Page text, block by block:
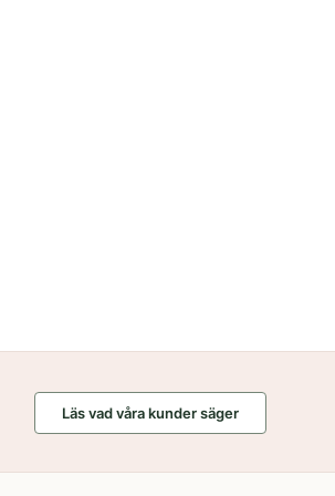
Läs vad våra kunder säger